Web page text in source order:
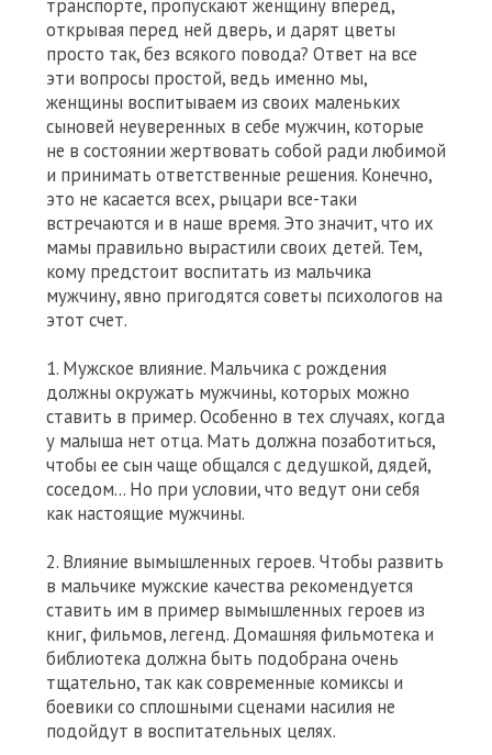
транспорте, пропускают женщину вперед,
открывая перед ней дверь, и дарят цветы
просто так, без всякого повода? Ответ на все
эти вопросы простой, ведь именно мы,
женщины воспитываем из своих маленьких
сыновей неуверенных в себе мужчин, которые
не в состоянии жертвовать собой ради любимой
и принимать ответственные решения. Конечно,
это не касается всех, рыцари все-таки
встречаются и в наше время. Это значит, что их
мамы правильно вырастили своих детей. Тем,
кому предстоит воспитать из мальчика
мужчину, явно пригодятся советы психологов на
этот счет.
1. Мужское влияние. Мальчика с рождения
должны окружать мужчины, которых можно
ставить в пример. Особенно в тех случаях, когда
у малыша нет отца. Мать должна позаботиться,
чтобы ее сын чаще общался с дедушкой, дядей,
соседом… Но при условии, что ведут они себя
как настоящие мужчины.
2. Влияние вымышленных героев. Чтобы развить
в мальчике мужские качества рекомендуется
ставить им в пример вымышленных героев из
книг, фильмов, легенд. Домашняя фильмотека и
библиотека должна быть подобрана очень
тщательно, так как современные комиксы и
боевики со сплошными сценами насилия не
подойдут в воспитательных целях.